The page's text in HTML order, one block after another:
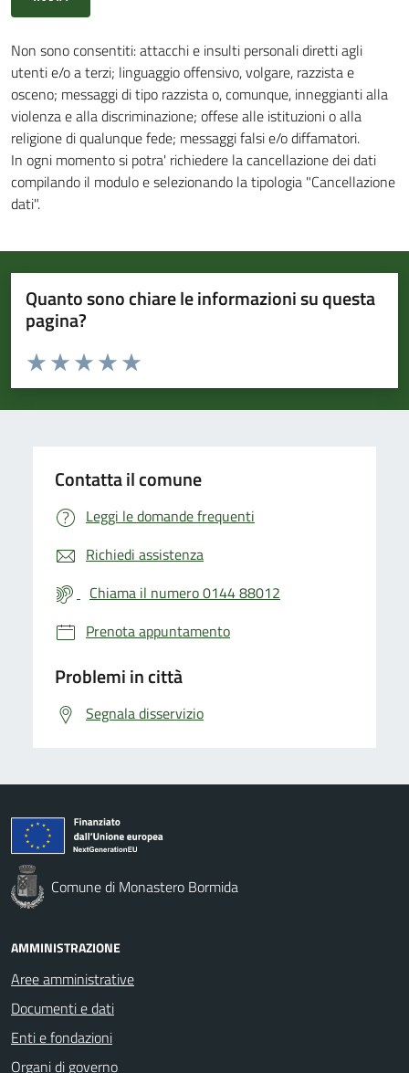
Non sono consentiti: attacchi e insulti personali diretti agli
utenti e/o a terzi; linguaggio offensivo, volgare, razzista e
osceno; messaggi di tipo razzista o, comunque, inneggianti alla
violenza e alla discriminazione; offese alle istituzioni o alla
religione di qualunque fede; messaggi falsi e/o diffamatori.
In ogni momento si potra' richiedere la cancellazione dei dati
compilando il modulo e selezionando la tipologia "Cancellazione
dati".
Quanto sono chiare le informazioni su questa
pagina?
Valuta da 1 a 5 stelle la pagina
Valuta 5 stelle su 5
Valuta 4 stelle su 5
Valuta 3 stelle su 5
Valuta 2 stelle su 5
Valuta 1 stelle su 5
Contatta il comune
Leggi le domande frequenti
Richiedi assistenza
Chiama il numero 0144 88012
Prenota appuntamento
Problemi in città
Segnala disservizio
Comune di Monastero Bormida
AMMINISTRAZIONE
Aree amministrative
Documenti e dati
Enti e fondazioni
Organi di governo